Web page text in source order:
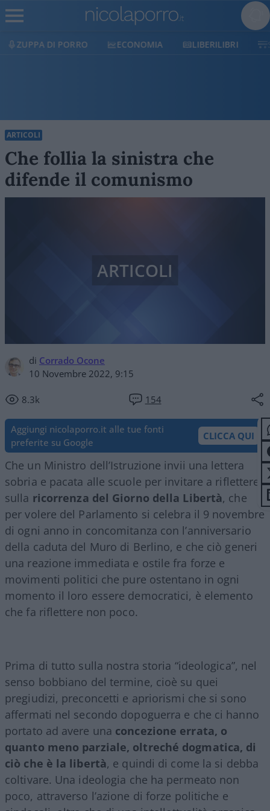
ECONOMIA LIBERILIBRI SHOP SOSTIENICI
ARTICOLI
Che follia la sinistra che
difende il comunismo
di Corrado Ocone
10 Novembre 2022, 9:15
8.3k 154
ARTICOLI
Aggiungi nicolaporro.it alle tue fonti
preferite su Google
CLICCA QUI
Che un Ministro dell’Istruzione invii una lettera
sobria e pacata alle scuole per invitare a riflettere
sulla ricorrenza del Giorno della Libertà, che
per volere del Parlamento si celebra il 9 novembre
di ogni anno in concomitanza con l’anniversario
della caduta del Muro di Berlino, e che ciò generi
una reazione immediata e ostile fra forze e
movimenti politici che pure ostentano in ogni
momento il loro essere democratici, è elemento
che fa riflettere non poco.
Prima di tutto sulla nostra storia “ideologica”, nel
senso bobbiano del termine, cioè su quei
pregiudizi, preconcetti e apriorismi che si sono
affermati nel secondo dopoguerra e che ci hanno
portato ad avere una concezione errata, o
quanto meno parziale, oltreché dogmatica, di
ciò che è la libertà, e quindi di come la si debba
coltivare. Una ideologia che ha permeato non
poco, attraverso l’azione di forze politiche e